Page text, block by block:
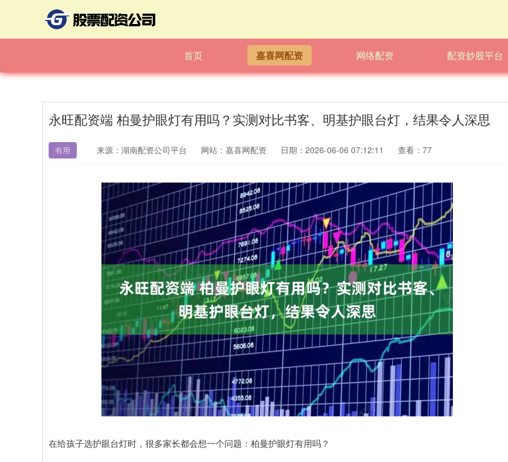
首页 嘉喜网配资 网络配资 配资炒股平台
永旺配资端 柏曼护眼灯有用吗？实测对比书客、明基护眼台灯，结果令人深思
有用 来源：湖南配资公司平台 网站：嘉喜网配资 日期：2026-06-06 07:12:11 查看：77
在给孩子选护眼台灯时，很多家长都会想一个问题：柏曼护眼灯有用吗？